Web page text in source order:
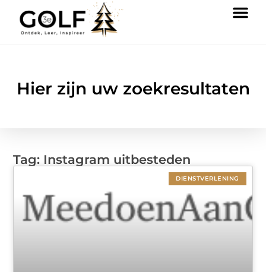
Hier zijn uw zoekresultaten
Tag: Instagram uitbesteden
DIENSTVERLENING